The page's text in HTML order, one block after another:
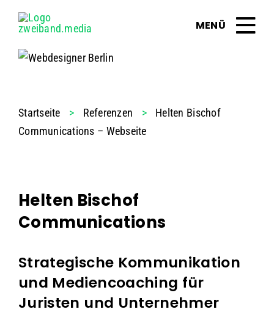
Inhalt
Startseite > Referenzen >
Helten Bischof
Communications – Webseite
Helten Bischof
Communications
Strategische Kommunikation
und Mediencoaching für
Juristen und Unternehmer